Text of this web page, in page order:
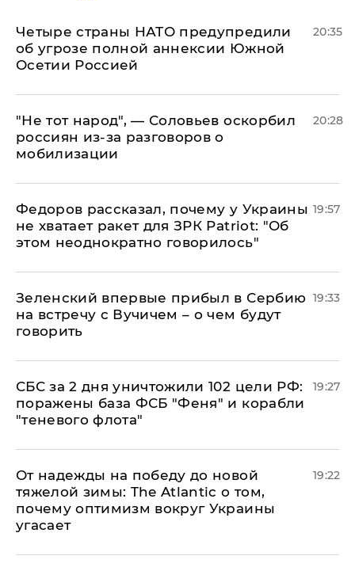
Четыре страны НАТО предупредили
об угрозе полной аннексии Южной
Осетии Россией
20:35
​"Не тот народ", — Соловьев оскорбил
россиян из-за разговоров о
мобилизации
20:28
Федоров рассказал, почему у Украины
не хватает ракет для ЗРК Patriot: "Об
этом неоднократно говорилось"
19:57
Зеленский впервые прибыл в Сербию
на встречу с Вучичем – о чем будут
говорить
19:33
СБС за 2 дня уничтожили 102 цели РФ:
поражены база ФСБ "Феня" и корабли
"теневого флота"
19:27
От надежды на победу до новой
тяжелой зимы: The Atlantic о том,
почему оптимизм вокруг Украины
угасает
19:22